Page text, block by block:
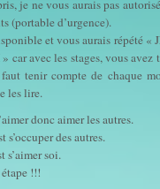
je ne vous aurais pas
(portable d’urgence).
et vous aurais répété «
car avec les stages, vous avez
tenir compte de chaque
les lire.
donc aimer les autres.
s’occuper des autres.
s’aimer soi.
!!!